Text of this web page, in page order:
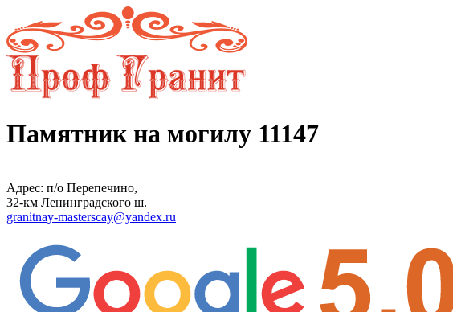
Памятник на могилу 11147
Адрес: п/о Перепечино,
32-км Ленинградского ш.
granitnay-masterscay@yandex.ru